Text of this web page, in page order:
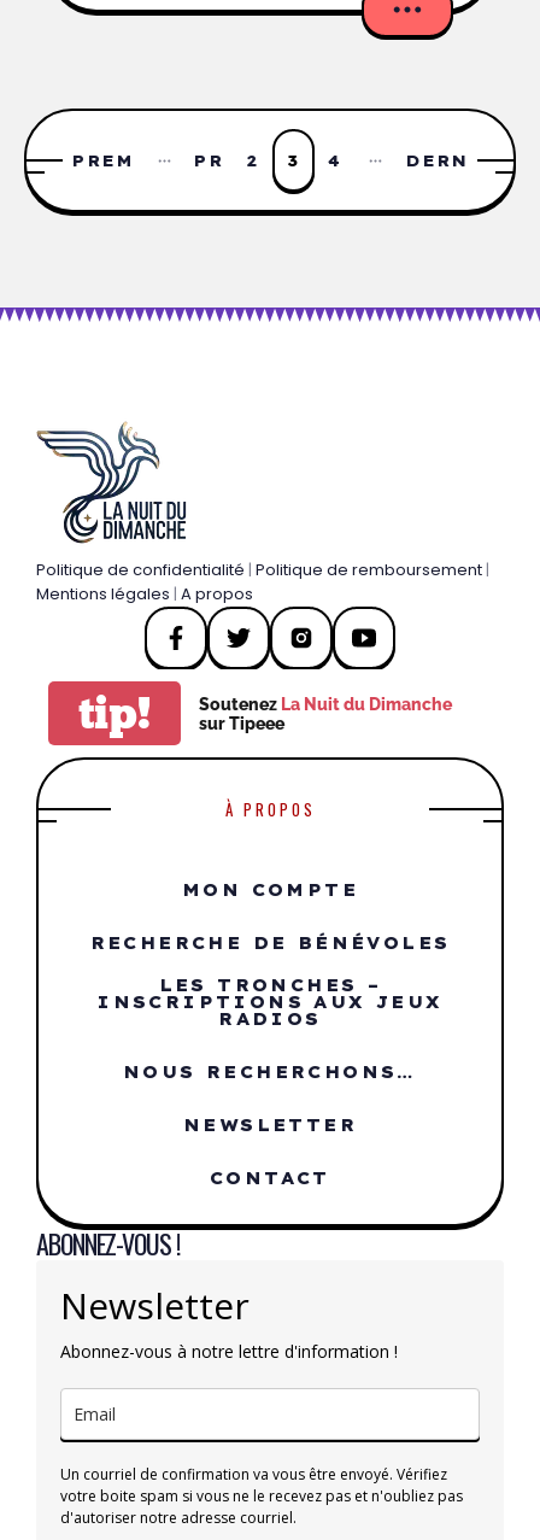
PREM
IÈRE
PR
ÉC.
2 3 4 DERN
IÈRE
Politique de confidentialité | Politique de remboursement|
Mentions légales | A propos
tip! Soutenez La Nuit du Dimanche
sur Tipeee
À PROPOS
MON COMPTE
RECHERCHE DE BÉNÉVOLES
LES TRONCHES –
INSCRIPTIONS AUX JEUX
RADIOS
NOUS RECHERCHONS…
NEWSLETTER
CONTACT
ABONNEZ-VOUS !
Newsletter
Abonnez-vous à notre lettre d'information !
Un courriel de confirmation va vous être envoyé. Vérifiez
votre boite spam si vous ne le recevez pas et n'oubliez pas
d'autoriser notre adresse courriel.